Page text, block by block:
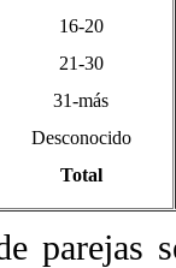
16-20
21-30
31-más
Desconocido
Total